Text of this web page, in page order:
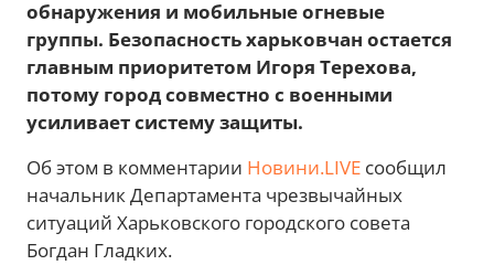
обнаружения и мобильные огневые
группы. Безопасность харьковчан остается
главным приоритетом Игоря Терехова,
потому город совместно с военными
усиливает систему защиты.
Об этом в комментарии Новини.LIVE сообщил
начальник Департамента чрезвычайных
ситуаций Харьковского городского совета
Богдан Гладких.